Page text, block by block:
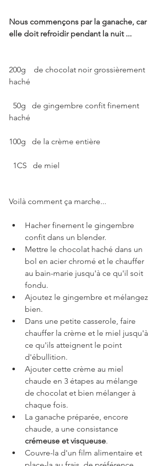
Nous commençons par la ganache, car
elle doit refroidir pendant la nuit ...
200g    de chocolat noir grossièrement
haché
haché
100g   de la crème entière
  1CS   de miel
Voilà comment ça marche...
Hacher finement le gingembre
confit dans un blender.
Mettre le chocolat haché dans un
bol en acier chromé et le chauffer
au bain-marie jusqu'à ce qu'il soit
fondu.
Ajoutez le gingembre et mélangez
bien.
Dans une petite casserole, faire
chauffer la crème et le miel jusqu'à
ce qu'ils atteignent le point
d'ébullition.
Ajouter cette crème au miel
chaude en 3 étapes au mélange
de chocolat et bien mélanger à
chaque fois.
La ganache préparée, encore
chaude, a une consistance
crémeuse et visqueuse.
Couvre-la d'un film alimentaire et